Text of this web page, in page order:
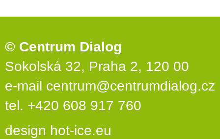
© Centrum Dialog
Sokolská 32, Praha 2, 120 00
e-mail centrum@centrumdialog.cz
tel. +420 608 917 760
design hot-ice.eu